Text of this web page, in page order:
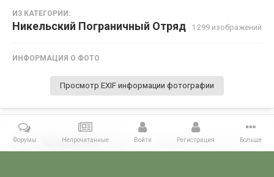
ИЗ КАТЕГОРИИ:
Никельский Пограничный Отряд · 1 299 изображений
ИНФОРМАЦИЯ О ФОТО
Просмотр EXIF информации фотографии
Поделиться Подписчики 0
Форумы Непрочитанные Войти Регистрация Больше